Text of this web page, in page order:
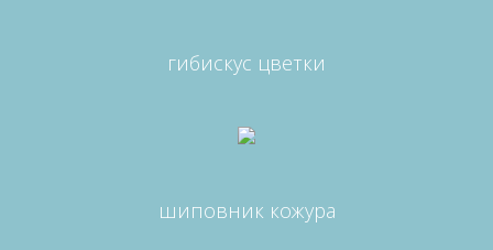
гибискус цветки
шиповник кожура